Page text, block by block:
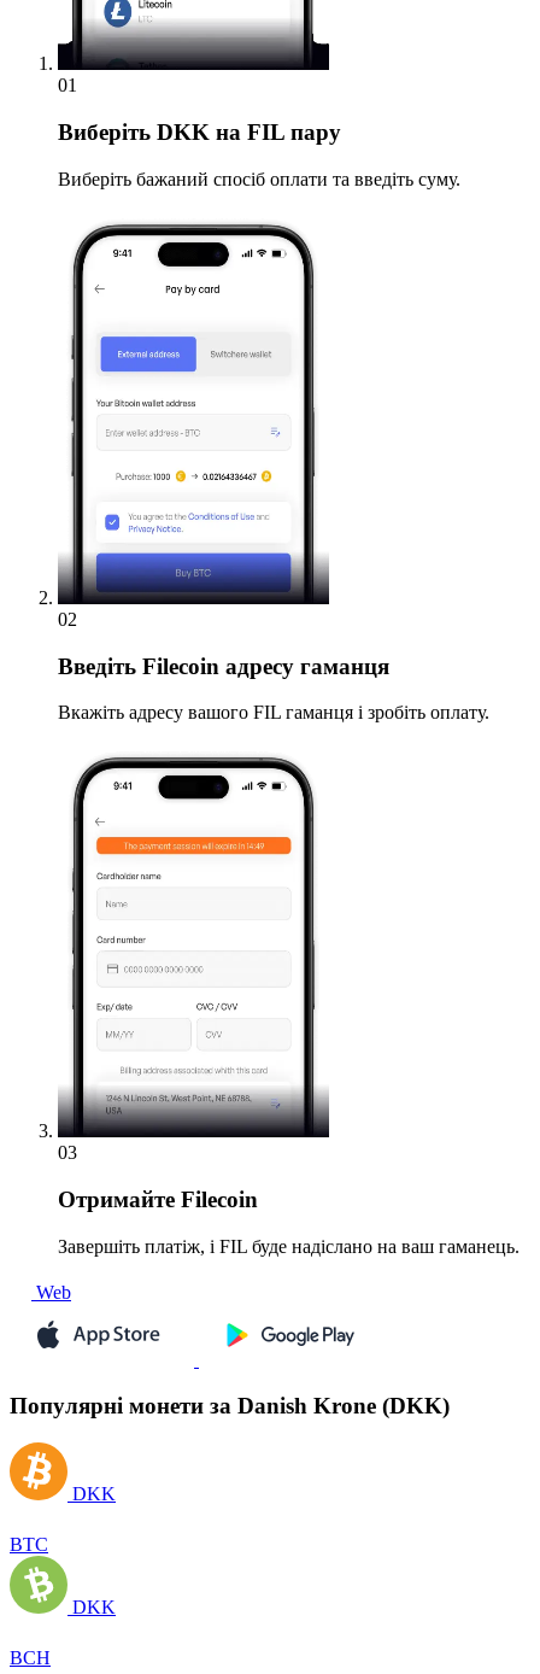
01
Виберіть DKK на FIL пару
Виберіть бажаний спосіб оплати та введіть суму.
02
Введіть Filecoin адресу гаманця
Вкажіть адресу вашого FIL гаманця і зробіть оплату.
03
Отримайте Filecoin
Завершіть платіж, і FIL буде надіслано на ваш гаманець.
Web
Популярні монети за Danish Krone (DKK)
DKK
BTC
DKK
BCH